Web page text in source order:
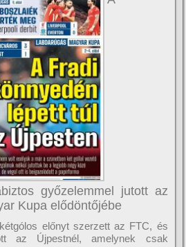
győzelemmel jutott az
Kupa elődöntőjébe
előnyt szerzett az FTC, és
az Újpestnél, amelynek csak